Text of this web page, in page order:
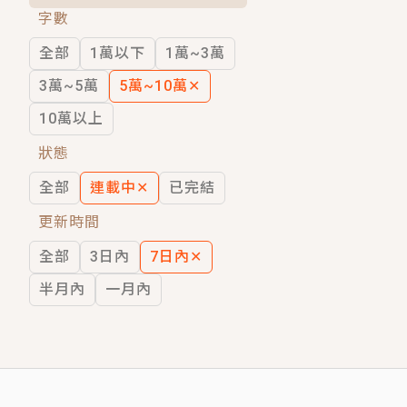
穿越｜《穿越遠古後成了野人娘子》你
字數
全部
1萬以下
1萬~3萬
3萬~5萬
5萬~10萬 ✕
10萬以上
狀態
全部
連載中 ✕
已完結
更新時間
全部
3日內 7日內 ✕
半月內
一月內